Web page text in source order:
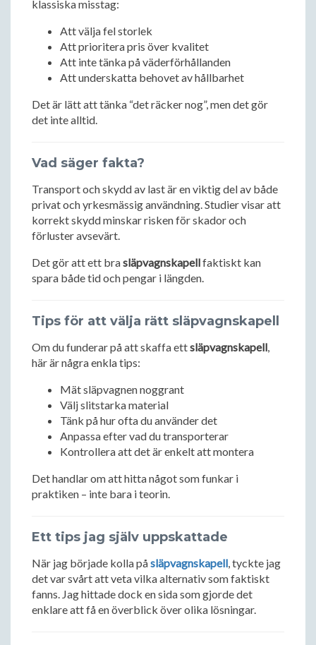
klassiska misstag:
Att välja fel storlek
Att prioritera pris över kvalitet
Att inte tänka på väderförhållanden
Att underskatta behovet av hållbarhet
Det är lätt att tänka “det räcker nog”, men det gör
det inte alltid.
Vad säger fakta?
Transport och skydd av last är en viktig del av både
privat och yrkesmässig användning. Studier visar att
korrekt skydd minskar risken för skador och
förluster avsevärt.
Det gör att ett brasläpvagnskapellfaktiskt kan
spara både tid och pengar i längden.
Tips för att välja rätt släpvagnskapell
Om du funderar på att skaffa ettsläpvagnskapell,
här är några enkla tips:
Mät släpvagnen noggrant
Välj slitstarka material
Tänk på hur ofta du använder det
Anpassa efter vad du transporterar
Kontrollera att det är enkelt att montera
Det handlar om att hitta något som funkar i
praktiken – inte bara i teorin.
Ett tips jag själv uppskattade
När jag började kolla påsläpvagnskapell, tyckte jag
det var svårt att veta vilka alternativ som faktiskt
fanns. Jag hittade dock en sida som gjorde det
enklare att få en överblick över olika lösningar.